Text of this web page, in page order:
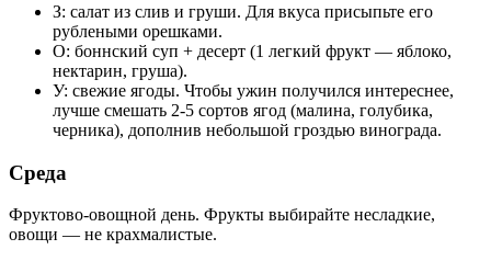
З: салат из слив и груши. Для вкуса присыпьте его
рублеными орешками.
О: боннский суп + десерт (1 легкий фрукт — яблоко,
нектарин, груша).
У: свежие ягоды. Чтобы ужин получился интереснее,
лучше смешать 2-5 сортов ягод (малина, голубика,
черника), дополнив небольшой гроздью винограда.
Среда
Фруктово-овощной день. Фрукты выбирайте несладкие,
овощи — не крахмалистые.